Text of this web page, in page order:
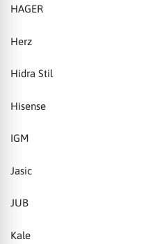
HAGER
Herz
Hidra Stil
Hisense
IGM
Jasic
JUB
Kale